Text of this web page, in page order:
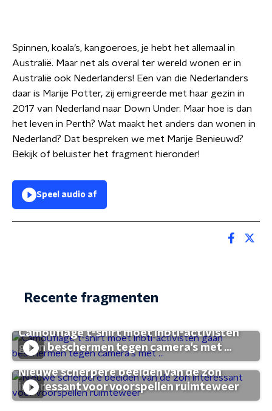
Spinnen, koala’s, kangoeroes, je hebt het allemaal in
Australië. Maar net als overal ter wereld wonen er in
Australië ook Nederlanders! Een van die Nederlanders
daar is Marije Potter, zij emigreerde met haar gezin in
2017 van Nederland naar Down Under. Maar hoe is dan
het leven in Perth? Wat maakt het anders dan wonen in
Nederland? Dat bespreken we met Marije Benieuwd?
Bekijk of beluister het fragment hieronder!
Speel audio af
Recente fragmenten
Camouflage t-shirt moet lhbti-activisten
gaan beschermen tegen camera's met ...
Nieuwe scherpere beelden van de zon
interessant voor voorspellen ruimteweer